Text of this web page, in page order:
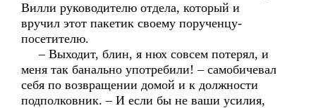
Вилли руководителю отдела, который и
вручил этот пакетик своему порученцу-
посетителю.
– Выходит, блин, я нюх совсем потерял, и
меня так банально употребили! – самобичевал
себя по возвращении домой и к должности
подполковник. – И если бы не ваши усилия,